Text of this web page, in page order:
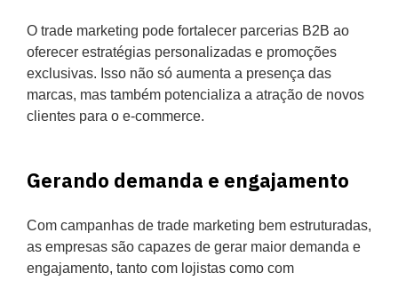
O trade marketing pode fortalecer parcerias B2B ao
oferecer estratégias personalizadas e promoções
exclusivas. Isso não só aumenta a presença das
marcas, mas também potencializa a atração de novos
clientes para o e-commerce.
Gerando demanda e engajamento
Com campanhas de trade marketing bem estruturadas,
as empresas são capazes de gerar maior demanda e
engajamento, tanto com lojistas como com